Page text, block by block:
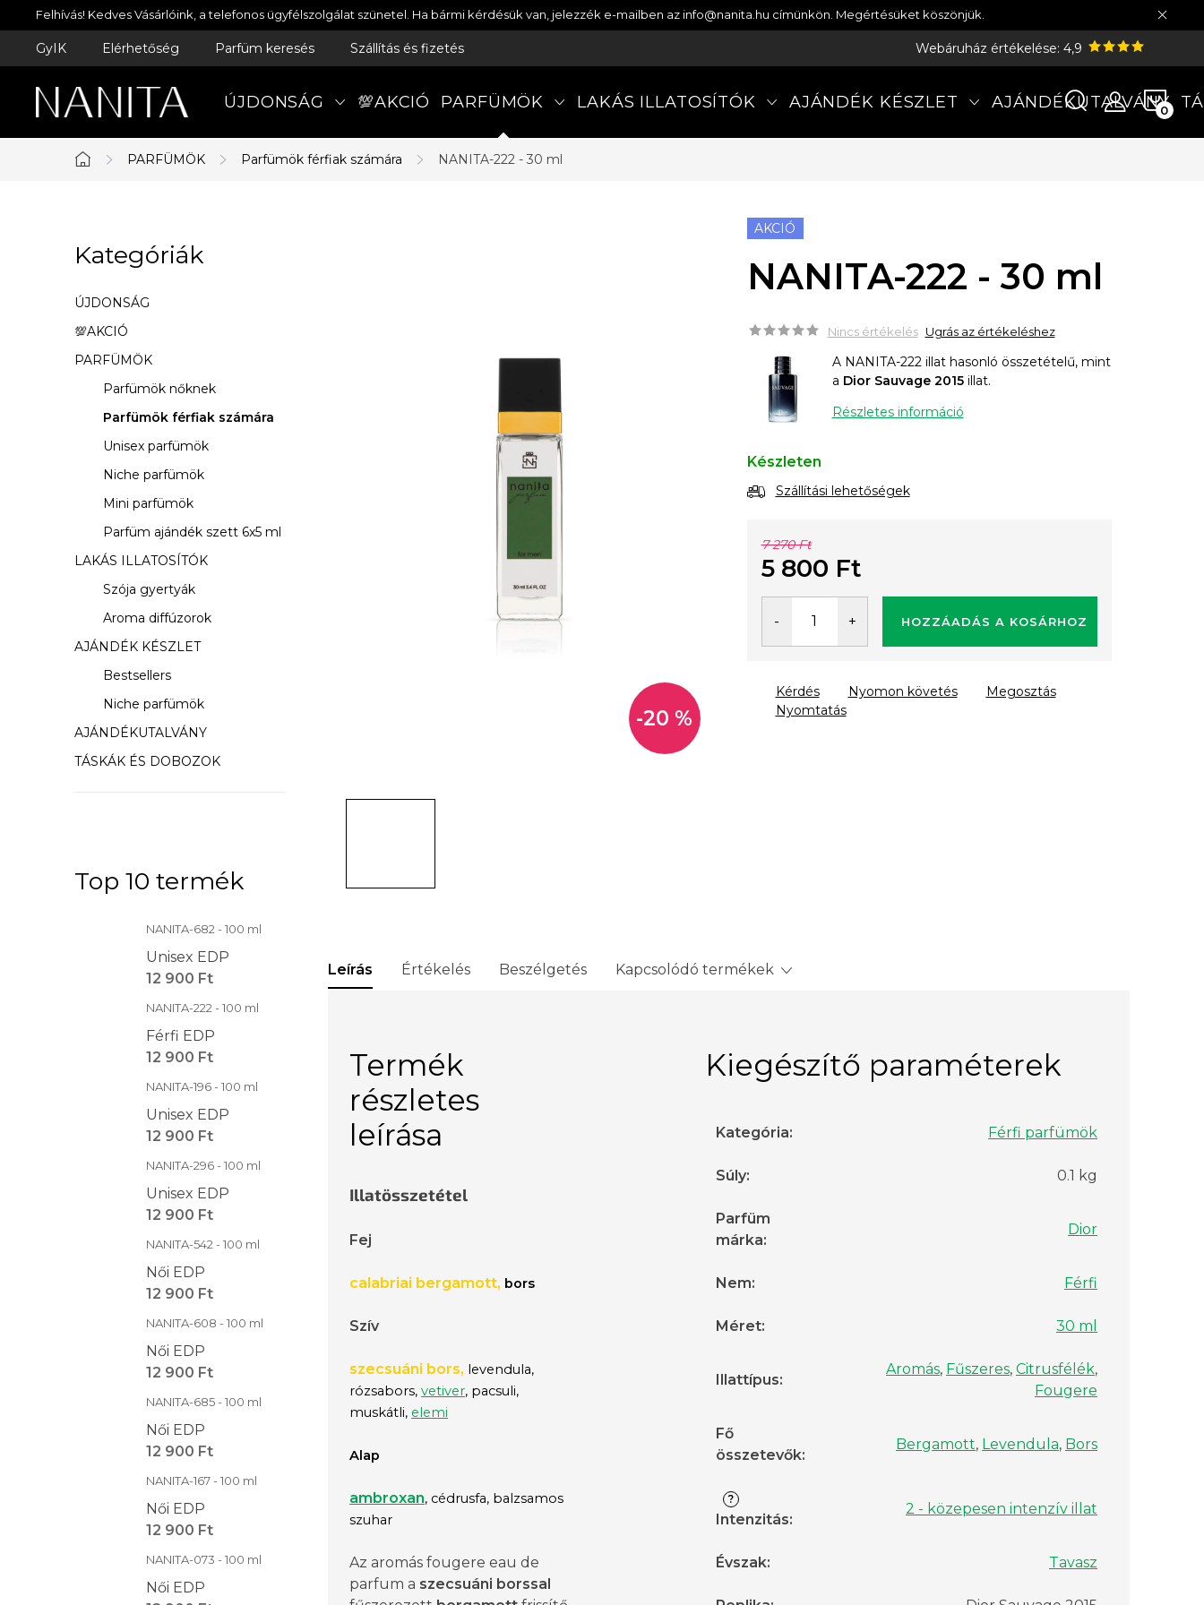
Ugrás
a
Felhívás! Kedves Vásárlóink, a telefonos ügyfélszolgálat szünetel. Ha bármi kérdésük van, jelezzék e-mailben az info@nanita.hu címünkön. Megértésüket köszönjük.
GyIK Elérhetőség Parfüm keresés Szállítás és fizetés Webáruház értékelése: 4,9
ÚJDONSÁG 💯AKCIÓ PARFÜMÖK LAKÁS ILLATOSÍTÓK AJÁNDÉK KÉSZLET AJÁNDÉKUTALVÁNY
Kezdőlap
PARFÜMÖK Parfümök férfiak számára NANITA-222 - 30 ml
l
d
a
l
n
Kategóriák
átugrása
Kategóriák
ÚJDONSÁG
💯AKCIÓ
PARFÜMÖK
Parfümök nőknek
Parfümök férfiak számára
Unisex parfümök
Niche parfümök
Mini parfümök
Parfüm ajándék szett 6x5 ml
LAKÁS ILLATOSÍTÓK
Szója gyertyák
Aroma diffúzorok
AJÁNDÉK KÉSZLET
Bestsellers
Niche parfümök
AJÁNDÉKUTALVÁNY
TÁSKÁK ÉS DOBOZOK
Top 10 termék
NANITA-682 - 100 ml
Unisex EDP
12 900 Ft
NANITA-222 - 100 ml
Férfi EDP
12 900 Ft
NANITA-196 - 100 ml
Unisex EDP
12 900 Ft
NANITA-296 - 100 ml
Unisex EDP
12 900 Ft
NANITA-542 - 100 ml
Női EDP
12 900 Ft
NANITA-608 - 100 ml
Női EDP
12 900 Ft
NANITA-685 - 100 ml
Női EDP
12 900 Ft
NANITA-167 - 100 ml
Női EDP
12 900 Ft
NANITA-073 - 100 ml
Női EDP
-20 %
AKCIÓ
NANITA-222 - 30 ml
Nincs értékelés Ugrás az értékeléshez
A NANITA-222 illat hasonló összetételű, mint
a Dior Sauvage 2015illat.
Részletes információ
Készleten
Szállítási lehetőségek
7 270 Ft
5 800 Ft
HOZZÁADÁS A KOSÁRHOZ
Nyomtatás
Kérdés Nyomon követés Megosztás
Leírás Értékelés Beszélgetés Kapcsolódó termékek
Termék
részletes
leírása
Illatösszetétel
Fej
calabriai bergamott, bors
Szív
szecsuáni bors, levendula,
rózsabors, vetiver, pacsuli,
muskátli, elemi
Alap
ambroxan, cédrusfa, balzsamos
szuhar
Az aromás fougere eau de
parfum a szecsuáni borssal
Kiegészítő paraméterek
Kategória: Férfi parfümök
Súly: 0.1 kg
Parfüm
márka:
Dior
Nem: Férfi
Méret: 30 ml
Illattípus:
Aromás, Fűszeres, Citrusfélék,
Fougere
Fő
összetevők:
Bergamott, Levendula, Bors
?
Intenzitás:
2 - közepesen intenzív illat
Évszak: Tavasz